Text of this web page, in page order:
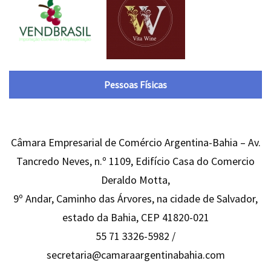
Pessoas Físicas
Câmara Empresarial de Comércio Argentina-Bahia – Av.
Tancredo Neves, n.º 1109, Edifício Casa do Comercio
Deraldo Motta,
9º Andar, Caminho das Árvores, na cidade de Salvador,
estado da Bahia, CEP 41820-021
55 71 3326-5982 /
secretaria@camaraargentinabahia.com